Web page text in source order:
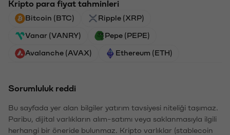
Kripto para fiyat tahminleri
Bitcoin (BTC) Ripple (XRP)
Vanar (VANRY) Pepe (PEPE)
Avalanche (AVAX) Ethereum (ETH)
Sorumluluk reddi
Bu sayfada yer alan bilgiler yatırım tavsiyesi niteliği taşımaz.
Paribu, dijital varlıkların alım-satımı veya saklanmasıyla ilgili
herhangi bir öneride bulunmaz. Kripto varlıklar (stablecoin